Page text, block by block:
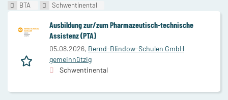
BTA Schwentinental
Ausbildung zur/zum Pharmazeutisch-technische
Assistenz (PTA)
05.08.2026, Bernd-Blindow-Schulen GmbH
gemeinnützig
Schwentinental